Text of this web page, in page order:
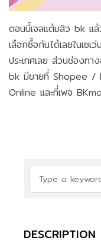
ตอนนี้เจลแต้มสิว bk แ
เลือกซื้อกันได้เลยในเซ
ประเทศเลย ส่วนช่องท
bk มีขายที่ Shopee /
Online และที่เพจ
DESCRIPTION